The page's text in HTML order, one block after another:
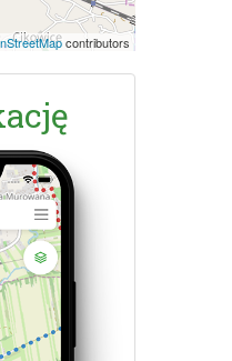
contributors